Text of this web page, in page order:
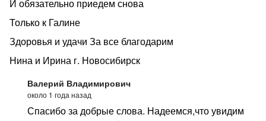
И обязательно приедем снова
Только к Галине
Здоровья и удачи За все благодарим
Нина и Ирина г. Новосибирск
Валерий Владимирович
около 1 года назад
Спасибо за добрые слова. Надеемся,что увидим